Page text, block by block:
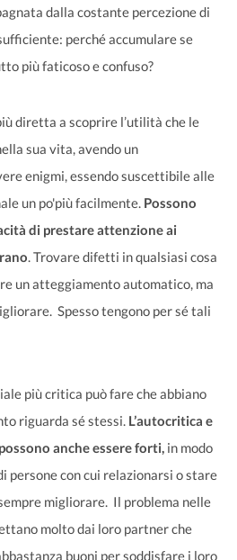
dalla costante percezione di
perché accumulare se
più faticoso e confuso?
diretta a scoprire l’utilità che le
sua vita, avendo un
enigmi, essendo suscettibile alle
un po'più facilmente. Possono
di prestare attenzione ai
. Trovare difetti in qualsiasi cosa
un atteggiamento automatico, ma
Spesso tengono per sé tali
più critica può fare che abbiano
riguarda sé stessi. L’autocritica e
anche essere forti, in modo
persone con cui relazionarsi o stare
migliorare. Il problema nelle
molto dai loro partner che
buoni per soddisfare i loro